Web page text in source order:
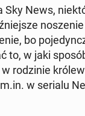
Sky News,
bo
to, w jaki
ro­dzi­nie
w serialu